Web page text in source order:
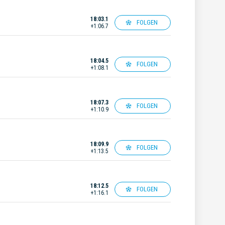
18:03.1
+1:06.7
FOLGEN
18:04.5
+1:08.1
FOLGEN
18:07.3
+1:10.9
FOLGEN
18:09.9
+1:13.5
FOLGEN
18:12.5
+1:16.1
FOLGEN